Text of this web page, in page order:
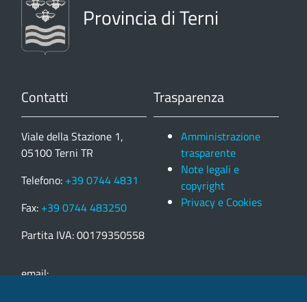
Provincia di Terni
Contatti
Viale della Stazione 1,
05100 Terni TR
Telefono: +39 0744 4831
Fax: +39 0744 483250
Partita IVA: 00179350558
email:
Trasparenza
Amministrazione
trasparente
Note legali e
copyright
Privacy e Cookies